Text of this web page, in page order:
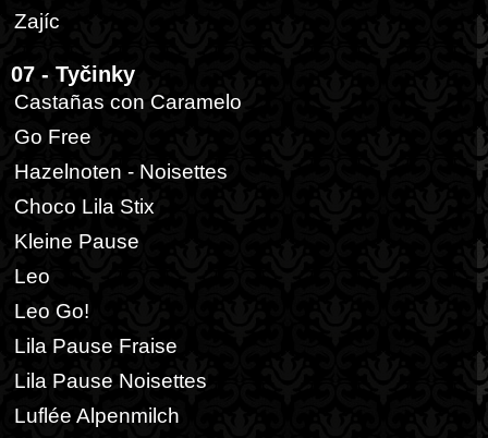
Zajíc
07 - Tyčinky
Castañas con Caramelo
Go Free
Hazelnoten - Noisettes
Choco Lila Stix
Kleine Pause
Leo
Leo Go!
Lila Pause Fraise
Lila Pause Noisettes
Luflée Alpenmilch